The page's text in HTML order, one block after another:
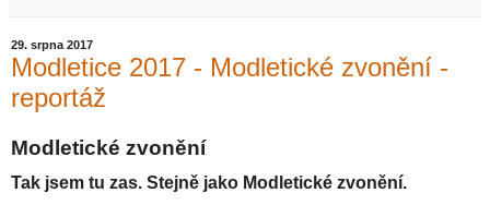
29. srpna 2017
Modletice 2017 - Modletické zvonění -
reportáž
Modletické zvonění
Tak jsem tu zas. Stejně jako Modletické zvonění.